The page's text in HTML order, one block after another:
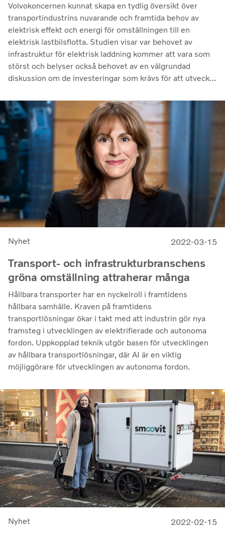
Volvokoncernen kunnat skapa en tydlig översikt över
transportindustrins nuvarande och framtida behov av
elektrisk effekt och energi för omställningen till en
elektrisk lastbilsflotta. Studien visar var behovet av
infrastruktur för elektrisk laddning kommer att vara som
störst och belyser också behovet av en välgrundad
diskussion om de investeringar som krävs för att utveckla
laddningsinfrastruktur. Slutsatserna är tydliga: nationella
beslutsfattare måste fokusera på att förbättra
överföringskapaciteten i elnätet.
Nyhet 2022-03-15
Transport- och infrastrukturbranschens
gröna omställning attraherar många
Hållbara transporter har en nyckelroll i framtidens
hållbara samhälle. Kraven på framtidens
transportlösningar ökar i takt med att industrin gör nya
framsteg i utvecklingen av elektrifierade och autonoma
fordon. Uppkopplad teknik utgör basen för utvecklingen
av hållbara transportlösningar, där AI är en viktig
möjliggörare för utvecklingen av autonoma fordon.
Nyhet 2022-02-15